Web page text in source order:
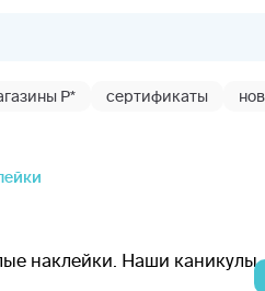
Р* сертификаты